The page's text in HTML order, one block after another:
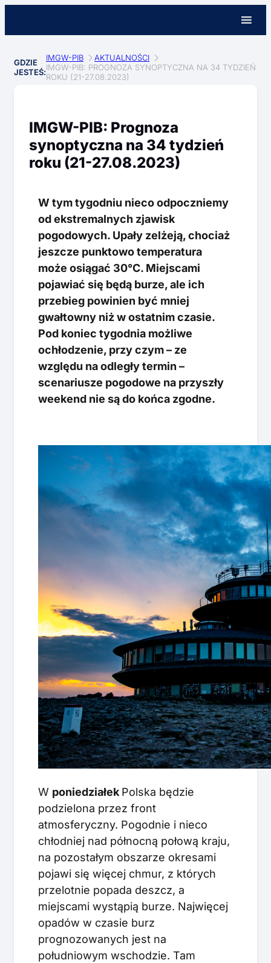
GDZIE
JESTEŚ:
IMGW-PIB
AKTUALNOŚCI
IMGW-PIB: PROGNOZA SYNOPTYCZNA NA 34 TYDZIEŃ
ROKU (21-27.08.2023)
IMGW-PIB: Prognoza
synoptyczna na 34 tydzień
roku (21-27.08.2023)
W tym tygodniu nieco odpoczniemy
od ekstremalnych zjawisk
pogodowych. Upały zelżeją, chociaż
jeszcze punktowo temperatura
może osiągać 30°C. Miejscami
pojawiać się będą burze, ale ich
przebieg powinien być mniej
gwałtowny niż w ostatnim czasie.
Pod koniec tygodnia możliwe
ochłodzenie, przy czym – ze
względu na odległy termin –
scenariusze pogodowe na przyszły
weekend nie są do końca zgodne.
W poniedziałek Polska będzie
podzielona przez front
atmosferyczny. Pogodnie i nieco
chłodniej nad północną połową kraju,
na pozostałym obszarze okresami
pojawi się więcej chmur, z których
przelotnie popada deszcz, a
miejscami wystąpią burze. Najwięcej
opadów w czasie burz
prognozowanych jest na
południowym wschodzie. Tam